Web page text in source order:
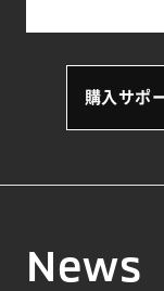
購入サポ
News